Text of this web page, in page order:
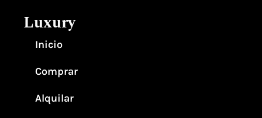
Luxury
Inicio
Comprar
Alquilar